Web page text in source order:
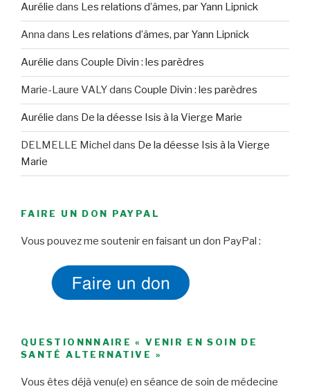
Aurélie dans Les relations d’âmes, par Yann Lipnick
Anna dans Les relations d’âmes, par Yann Lipnick
Aurélie dans Couple Divin : les parèdres
Marie-Laure VALYdans Couple Divin : les parèdres
Aurélie dans De la déesse Isis à la Vierge Marie
DELMELLE Michel dans De la déesse Isis à la Vierge
Marie
FAIRE UN DON PAYPAL
Vous pouvez me soutenir en faisant un don PayPal :
QUESTIONNNAIRE « VENIR EN SOIN DE
SANTÉ ALTERNATIVE »
Vous êtes déjà venu(e) en séance de soin de médecine